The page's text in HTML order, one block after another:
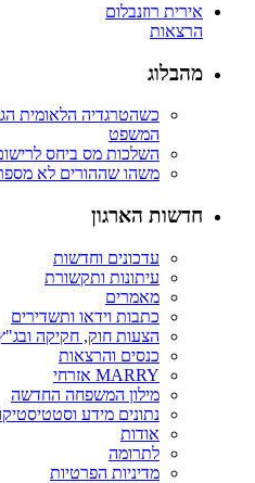
אירית רוזנבלום
הרצאות
מהבלוג
כשהטרגדיה הלאומית
המשפט
השלכות מס ביחס
משהו שההורים לא
חדשות הארגון
עדכונים וחדשות
עיתונות ותקשורת
מאמרים
כתבות וידאו ותשדירים
הצעות חוק, חקיקה
כנסים והרצאות
MARRY אזרחי
מילון המשפחה החדשה
נתונים מידע
אודות
לתרומה
מדיניות הפרטיות